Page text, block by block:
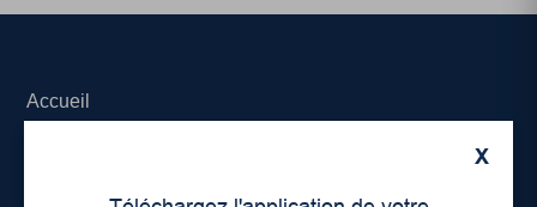
X
Accueil